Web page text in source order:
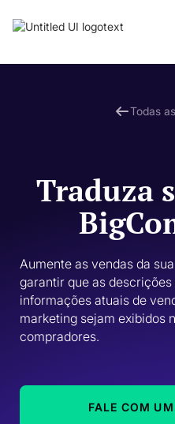
Todas
Traduza
Aumente as vendas da
garantir que as
informações atuais de
marketing sejam exibidos
compradores.
FALE COM